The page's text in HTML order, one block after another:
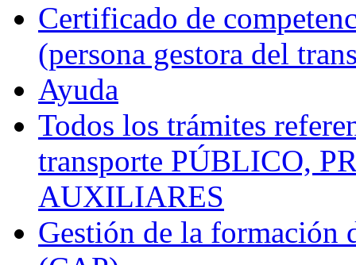
Certificado de
(persona gestora del
Ayuda
Todos los trámites
transporte PÚBLICO,
AUXILIARES
Gestión de la formación